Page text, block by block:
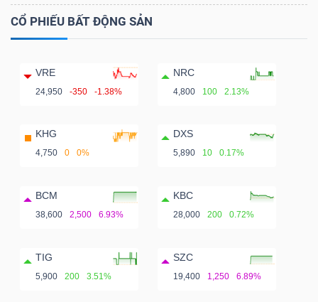
CỔ PHIẾU BẤT ĐỘNG SẢN
VRE
24,950 -350 -1.38%
NRC
4,800 100 2.13%
KHG
4,750 0 0%
DXS
5,890 10 0.17%
BCM
38,600 2,500 6.93%
KBC
28,000 200 0.72%
TIG
5,900 200 3.51%
SZC
19,400 1,250 6.89%